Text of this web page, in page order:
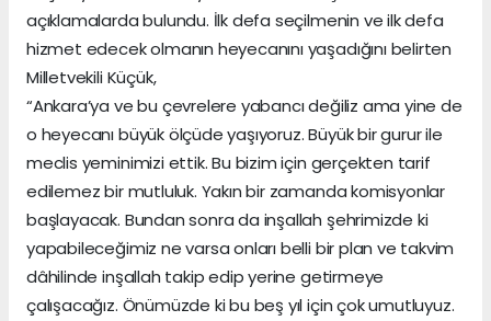
açıklamalarda bulundu. İlk defa seçilmenin ve ilk defa
hizmet edecek olmanın heyecanını yaşadığını belirten
Milletvekili Küçük,
“Ankara’ya ve bu çevrelere yabancı değiliz ama yine de
o heyecanı büyük ölçüde yaşıyoruz. Büyük bir gurur ile
meclis yeminimizi ettik. Bu bizim için gerçekten tarif
edilemez bir mutluluk. Yakın bir zamanda komisyonlar
başlayacak. Bundan sonra da inşallah şehrimizde ki
yapabileceğimiz ne varsa onları belli bir plan ve takvim
dâhilinde inşallah takip edip yerine getirmeye
çalışacağız. Önümüzde ki bu beş yıl için çok umutluyuz.